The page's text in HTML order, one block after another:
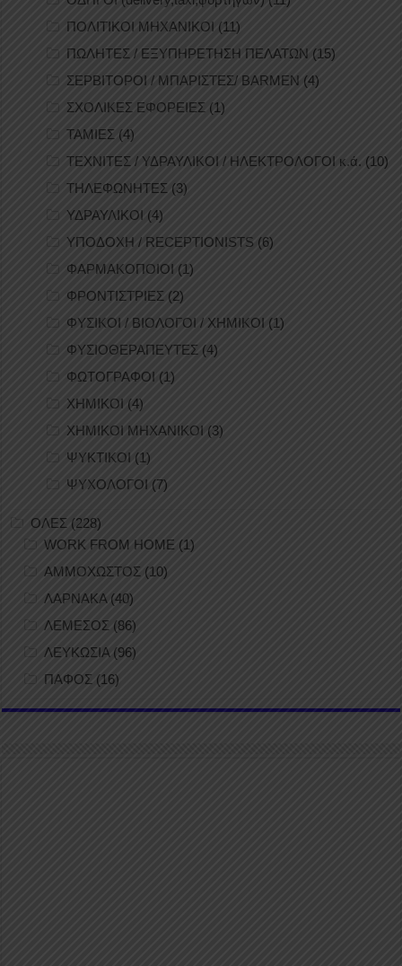
ΠΟΛΙΤΙΚΟΙ ΜΗΧΑΝΙΚΟΙ (11)
ΠΩΛΗΤΕΣ / ΕΞΥΠΗΡΕΤΗΣΗ ΠΕΛΑΤΩΝ (15)
ΣΕΡΒΙΤΟΡΟΙ / ΜΠΑΡΙΣΤΕΣ/ BARMEN (4)
ΣΧΟΛΙΚΕΣ ΕΦΟΡΕΙΕΣ (1)
ΤΑΜΙΕΣ (4)
ΤΕΧΝΙΤΕΣ / ΥΔΡΑΥΛΙΚΟΙ / ΗΛΕΚΤΡΟΛΟΓΟΙ κ.ά. (10)
ΤΗΛΕΦΩΝΗΤΕΣ (3)
ΥΔΡΑΥΛΙΚΟΙ (4)
ΥΠΟΔΟΧΗ / RECEPTIONISTS (6)
ΦΑΡΜΑΚΟΠΟΙΟΙ (1)
ΦΡΟΝΤΙΣΤΡΙΕΣ (2)
ΦΥΣΙΚΟΙ / ΒΙΟΛΟΓΟΙ / ΧΗΜΙΚΟΙ (1)
ΦΥΣΙΟΘΕΡΑΠΕΥΤΕΣ (4)
ΦΩΤΟΓΡΑΦΟΙ (1)
ΧΗΜΙΚΟΙ (4)
ΧΗΜΙΚΟΙ ΜΗΧΑΝΙΚΟΙ (3)
ΨΥΚΤΙΚΟΙ (1)
ΨΥΧΟΛΟΓΟΙ (7)
ΟΛΕΣ (228)
WORK FROM HOME (1)
ΑΜΜΟΧΩΣΤΟΣ (10)
ΛΑΡΝΑΚΑ(40)
ΛΕΜΕΣΟΣ (86)
ΛΕΥΚΩΣΙΑ (96)
ΠΑΦΟΣ (16)